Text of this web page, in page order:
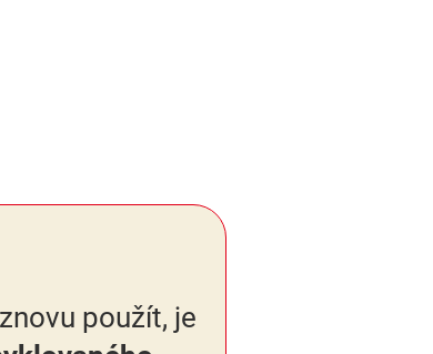
použít, je